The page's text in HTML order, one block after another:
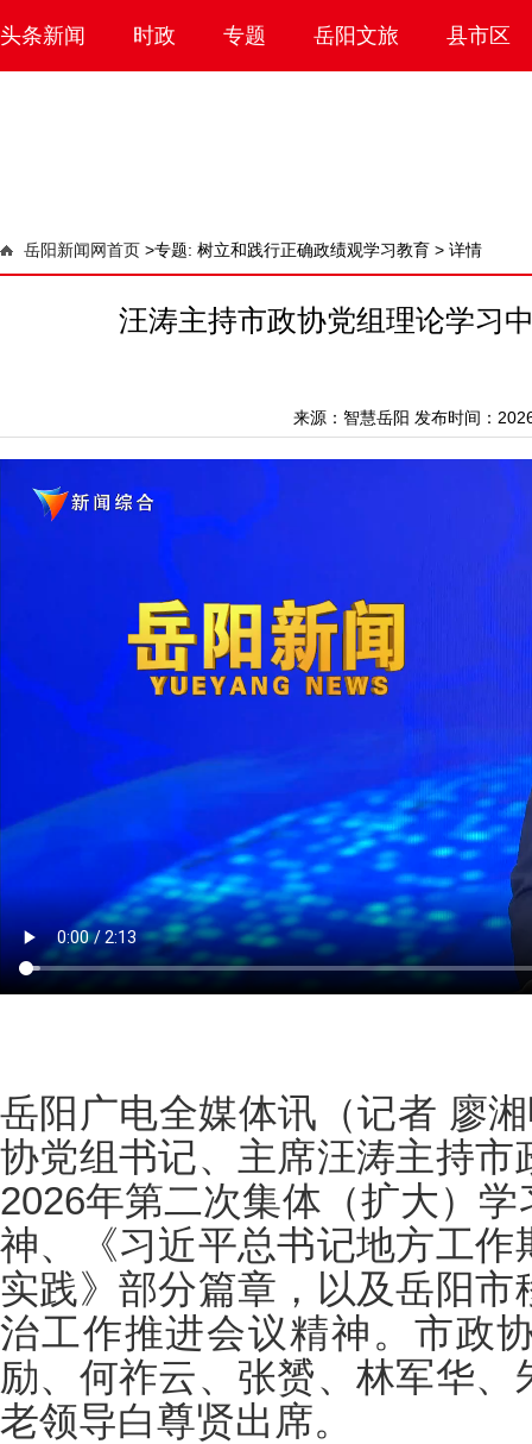
头条新闻 时政 专题 岳阳文旅 县市区
岳阳新闻网首页 >专题: 树立和践行正确政绩观学习教育 > 详情
汪涛主持市政协党组理论学习
来源： 智慧岳阳 发布时间：
岳阳广电全媒体讯（记者 廖
协党组书记、主席汪涛主持
2026年第二次集体（扩大）
神、《习近平总书记地方工
实践》部分篇章，以及岳阳
治工作推进会议精神。市政
励、何祚云、张赟、林军华
老领导白尊贤出席。